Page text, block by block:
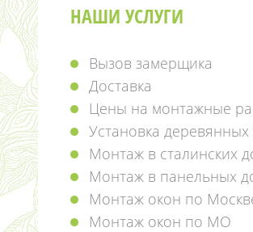
НАШИ УСЛУГИ
Вызов замерщика
Доставка
Цены на монтажные
Установка деревянных
Монтаж в сталинских
Монтаж в панельных
Монтаж окон по
Монтаж окон по МО